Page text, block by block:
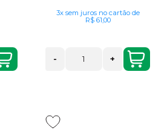
3x sem juros no cartãode
R$ 61,00
- +